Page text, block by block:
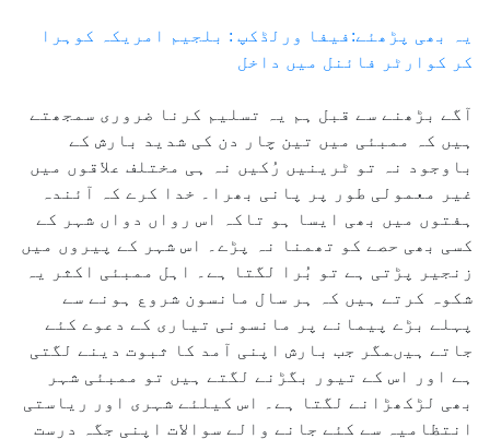
یہ بھی پڑھئے:فیفا ورلڈکپ : بلجیم امریکہ کوہرا
کر کوارٹر فائنل میں داخل
آگے بڑھنے سے قبل ہم یہ تسلیم کرنا ضروری سمجھتے
ہیں کہ ممبئی میں تین چار دن کی شدید بارش کے
باوجود نہ تو ٹرینیں رُکیں نہ ہی مختلف علاقوں میں
غیر معمولی طور پر پانی بھرا۔ خدا کرے کہ آئندہ
ہفتوں میں بھی ایسا ہو تاکہ اس رواں دواں شہر کے
کسی بھی حصے کو تھمنا نہ پڑے۔ اس شہر کے پیروں میں
زنجیر پڑتی ہے تو بُرا لگتا ہے۔ اہل ممبئی اکثر یہ
شکوہ کرتے ہیں کہ ہر سال مانسون شروع ہونے سے
پہلے بڑے پیمانے پر مانسونی تیاری کے دعوے کئے
جاتے ہیںمگر جب بارش اپنی آمد کا ثبوت دینے لگتی
ہے اور اس کے تیور بگڑنے لگتے ہیں تو ممبئی شہر
بھی لڑکھڑانے لگتا ہے۔ اس کیلئے شہری اور ریاستی
انتظامیہ سے کئے جانے والے سوالات اپنی جگہ درست